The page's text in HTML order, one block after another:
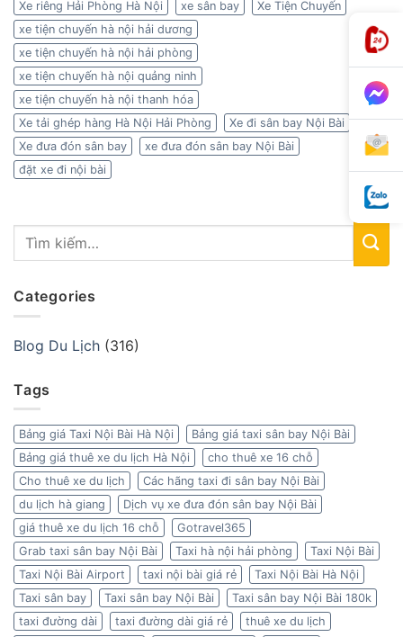
Xe riêng Hải Phòng Hà Nội
xe sân bay
Xe Tiện Chuyến
xe tiện chuyến hà nội hải dương
xe tiện chuyến hà nội hải phòng
xe tiện chuyến hà nội quảng ninh
xe tiện chuyến hà nội thanh hóa
Xe tải ghép hàng Hà Nội Hải Phòng
Xe đi sân bay Nội Bài
Xe đưa đón sân bay
xe đưa đón sân bay Nội Bài
đặt xe đi nội bài
Categories
Blog Du Lịch (316)
Tags
Bảng giá Taxi Nội Bài Hà Nội
Bảng giá taxi sân bay Nội Bài
Bảng giá thuê xe du lịch Hà Nội
cho thuê xe 16 chỗ
Cho thuê xe du lịch
Các hãng taxi đi sân bay Nội Bài
du lịch hà giang
Dịch vụ xe đưa đón sân bay Nội Bài
giá thuê xe du lịch 16 chỗ
Gotravel365
Grab taxi sân bay Nội Bài
Taxi hà nội hải phòng
Taxi Nội Bài
Taxi Nội Bài Airport
taxi nội bài giá rẻ
Taxi Nội Bài Hà Nội
Taxi sân bay
Taxi sân bay Nội Bài
Taxi sân bay Nội Bài 180k
taxi đường dài
taxi đường dài giá rẻ
thuê xe du lịch